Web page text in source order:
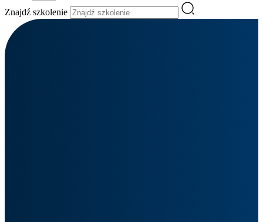
Znajdź szkolenie